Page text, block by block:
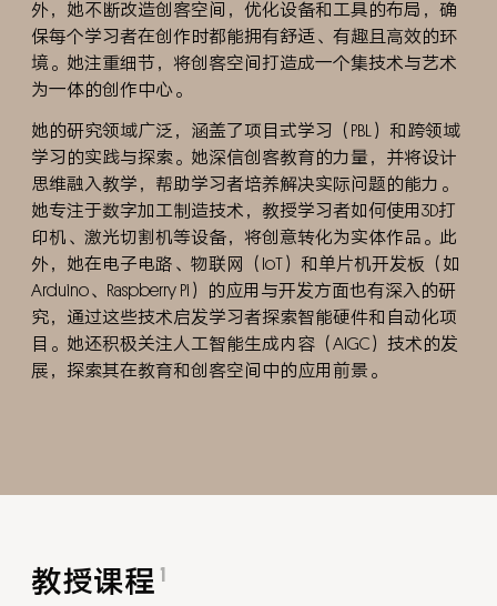
外，她不断改造创客空间，优化设备和工具的布局，确
保每个学习者在创作时都能拥有舒适、有趣且高效的环
境。她注重细节，将创客空间打造成一个集技术与艺术
为一体的创作中心。
她的研究领域广泛，涵盖了项目式学习（PBL）和跨领域
学习的实践与探索。她深信创客教育的力量，并将设计
思维融入教学，帮助学习者培养解决实际问题的能力。
她专注于数字加工制造技术，教授学习者如何使用3D打
印机、激光切割机等设备，将创意转化为实体作品。此
外，她在电子电路、物联网（IoT）和单片机开发板（如
Arduino、Raspberry Pi）的应用与开发方面也有深入的研
究，通过这些技术启发学习者探索智能硬件和自动化项
目。她还积极关注人工智能生成内容（AIGC）技术的发
展，探索其在教育和创客空间中的应用前景。
教授课程 1